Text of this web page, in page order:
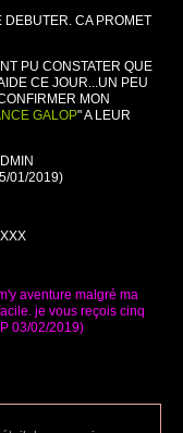
DEBUTER. CA PROMET
PU CONSTATER QUE
CE JOUR...UN PEU
MON
GALOP" A LEUR
01/2019)
aventure malgré ma
je vous reçois cinq
03/02/2019)